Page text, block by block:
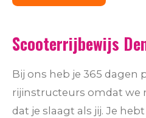
Scooterrijbewijs
Bij ons heb je 365 dagen
rijinstructeurs omdat we
dat je slaagt als jij. Je